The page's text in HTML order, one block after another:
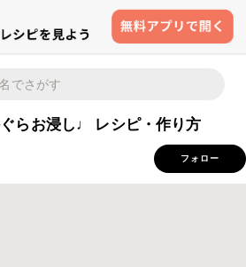
らお浸し♩ レシピ・作り方
フォロー